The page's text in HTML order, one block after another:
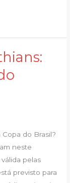
do Brasil?
neste
pelas
previsto para